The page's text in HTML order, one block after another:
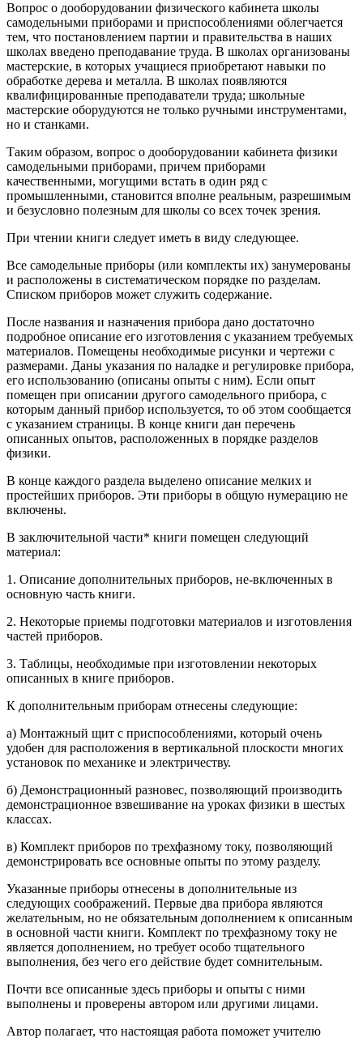
Вопрос о дооборудовании физического кабинета школы
самодельными приборами и приспособлениями облегчается
тем, что постановлением партии и правительства в наших
школах введено преподавание труда. В школах организованы
мастерские, в которых учащиеся приобретают навыки по
обработке дерева и металла. В школах появляются
квалифицированные преподаватели труда; школьные
мастерские оборудуются не только ручными инструментами,
но и станками.
Таким образом, вопрос о дооборудовании кабинета физики
самодельными приборами, причем приборами
качественными, могущими встать в один ряд с
промышленными, становится вполне реальным, разрешимым
и безусловно полезным для школы со всех точек зрения.
При чтении книги следует иметь в виду следующее.
Все самодельные приборы (или комплекты их) занумерованы
и расположены в систематическом порядке по разделам.
Списком приборов может служить содержание.
После названия и назначения прибора дано достаточно
подробное описание его изготовления с указанием требуемых
материалов. Помещены необходимые рисунки и чертежи с
размерами. Даны указания по наладке и регулировке прибора,
его использованию (описаны опыты с ним). Если опыт
помещен при описании другого самодельного прибора, с
которым данный прибор используется, то об этом сообщается
с указанием страницы. В конце книги дан перечень
описанных опытов, расположенных в порядке разделов
физики.
В конце каждого раздела выделено описание мелких и
простейших приборов. Эти приборы в общую нумерацию не
включены.
В заключительной части* книги помещен следующий
материал:
1. Описание дополнительных приборов, не-включенных в
основную часть книги.
2. Некоторые приемы подготовки материалов и изготовления
частей приборов.
3. Таблицы, необходимые при изготовлении некоторых
описанных в книге приборов.
К дополнительным приборам отнесены следующие:
а) Монтажный щит с приспособлениями, который очень
удобен для расположения в вертикальной плоскости многих
установок по механике и электричеству.
б) Демонстрационный разновес, позволяющий производить
демонстрационное взвешивание на уроках физики в шестых
классах.
в) Комплект приборов по трехфазному току, позволяющий
демонстрировать все основные опыты по этому разделу.
Указанные приборы отнесены в дополнительные из
следующих соображений. Первые два прибора являются
желательным, но не обязательным дополнением к описанным
в основной части книги. Комплект по трехфазному току не
является дополнением, но требует особо тщательного
выполнения, без чего его действие будет сомнительным.
Почти все описанные здесь приборы и опыты с ними
выполнены и проверены автором или другими лицами.
Автор полагает, что настоящая работа поможет учителю